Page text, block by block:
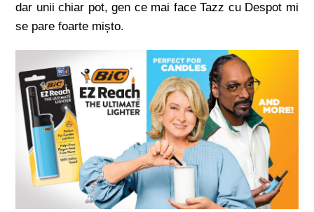
dar unii chiar pot, gen ce mai face Tazz cu Despot mi
se pare foarte mișto.